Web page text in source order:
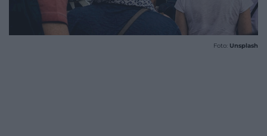
Foto: Unsplash